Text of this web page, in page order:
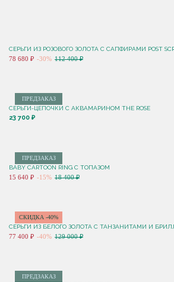
СЕРЬГИ ИЗ РОЗОВОГО ЗОЛОТА С САПФИРАМИ POST
78 680 ₽ -30% 112 400 ₽
ПРЕДЗАКАЗ
СЕРЬГИ-ЦЕПОЧКИ С АКВАМАРИНОМ THE ROSE
23 700 ₽
ПРЕДЗАКАЗ
BABY CARTOON RING С ТОПАЗОМ
15 640 ₽ -15% 18 400 ₽
СКИДКА -40%
СЕРЬГИ ИЗ БЕЛОГО ЗОЛОТА С ТАНЗАНИТАМИ И
77 400 ₽ -40% 129 000 ₽
ПРЕДЗАКАЗ